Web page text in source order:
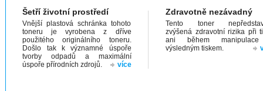
Šetří životní prostředí
Vnější plastová schránka tohoto
toneru je vyrobena z dříve
použitého originálního toneru.
Došlo tak k významné úspoře
tvorby odpadů a maximální
úspoře přírodních zdrojů.
více
Zdravotně nezávadný
Tento toner
zvýšená zdravotní rizika při
ani během
výsledným tiskem.